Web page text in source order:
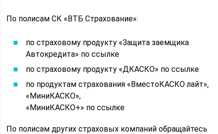
По полисам СК «ВТБ Страхование»:
по страховому продукту «Защита заемщика
Автокредита» по ссылке
по страховому продукту «ДКАСКО» по ссылке
по продуктам страхования «ВместоКАСКО лайт»,
«МиниКАСКО»,
«МиниКАСКО+» по ссылке
По полисам других страховых компаний обращайтесь